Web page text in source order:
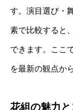
す。演目選び・
素で比較すると
できます。ここ
を最新の観点か
花組の魅力